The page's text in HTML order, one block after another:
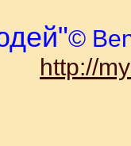
©
http://